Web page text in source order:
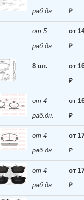
раб.дн. ₽
от 5
раб.дн.
от
₽
8 шт.
от
₽
от 4
раб.дн.
от
₽
от 4
раб.дн.
от
₽
от 4
раб.дн.
от
₽